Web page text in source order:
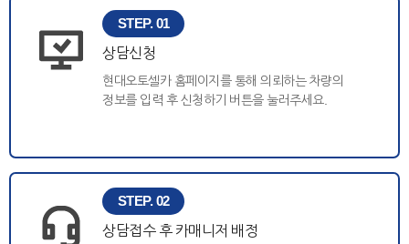
STEP. 01
상담신청
현대오토셀카 홈페이지를 통해 의뢰하는 차량의
정보를 입력 후 신청하기 버튼을 눌러주세요.
STEP. 02
상담접수 후 카매니저 배정